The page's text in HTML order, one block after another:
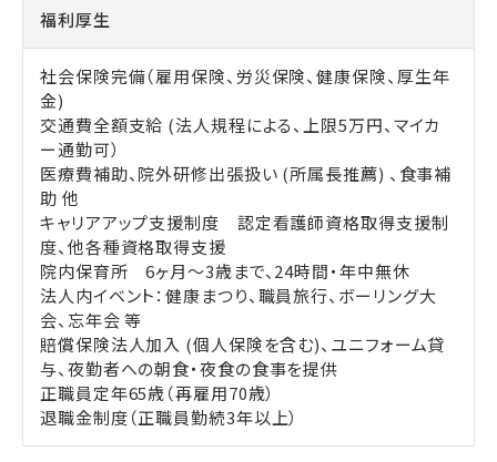
福利厚生
社会保険完備（雇用保険、労災保険、健康保険、厚生年
金)
交通費全額支給 (法人規程による、上限5万円、マイカ
ー通勤可）
医療費補助、院外研修出張扱い (所属長推薦) 、食事補
助 他
キャリアアップ支援制度 認定看護師資格取得支援制
度、他各種資格取得支援
院内保育所 6ヶ月～3歳まで、24時間・年中無休
法人内イベント：健康まつり、職員旅行、ボーリング大
会、忘年会 等
賠償保険法人加入 (個人保険を含む)、ユニフォーム貸
与、夜勤者への朝食・夜食の食事を提供
正職員定年65歳（再雇用70歳）
退職金制度（正職員勤続3年以上）